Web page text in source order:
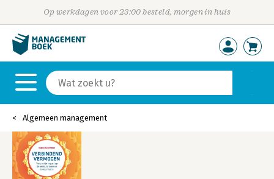
Op werkdagen voor 23:00 besteld, morgen in huis
Algemeen management